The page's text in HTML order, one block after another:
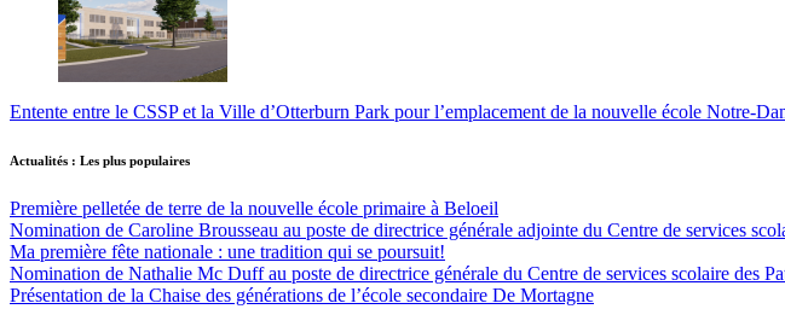
Entente entre le CSSP et la Ville d’Otterburn Park pour l’emplacement de la nouvelle école Notre-
Actualités : Les plus populaires
Première pelletée de terre de la nouvelle école primaire à Beloeil
Nomination de Caroline Brousseau au poste de directrice générale adjointe du Centre de services
Ma première fête nationale : une tradition qui se poursuit!
Nomination de Nathalie Mc Duff au poste de directrice générale du Centre de services scolaire des
Présentation de la Chaise des générations de l’école secondaire De Mortagne